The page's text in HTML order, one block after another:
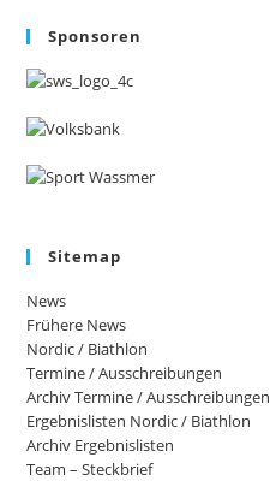
Sponsoren
Sitemap
News
Frühere News
Nordic / Biathlon
Termine / Ausschreibungen
Archiv Termine / Ausschreibungen
Ergebnislisten Nordic / Biathlon
Archiv Ergebnislisten
Team – Steckbrief